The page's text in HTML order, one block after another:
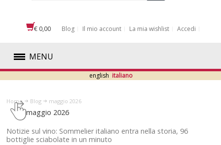
€ 0,00 Blog Il mio account La mia wishlist Accedi
MENU
ROSSI
BIANCHI
ROSATI
english italiano
Home Blog maggio 2026
maggio 2026
​​Notizie sul vino: Sommelier italiano entra nella storia, 96
bottiglie sciabolate in un minuto